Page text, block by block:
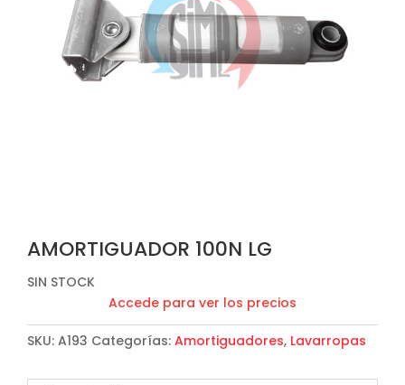
AMORTIGUADOR 100N LG
SIN STOCK
Accede para ver los precios
SKU: A193 Categorías: Amortiguadores, Lavarropas